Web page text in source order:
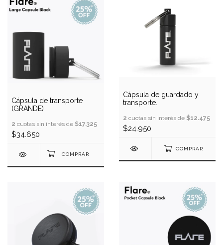
Cápsula de transporte
(GRANDE)
2 cuotas sin interés de $17.325
$34.650
Cápsula de guardado y
transporte.
2 cuotas sin interés de $12.475
$24.950
COMPRAR